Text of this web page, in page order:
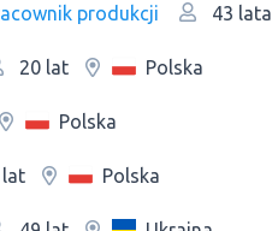
produkcji 43 lata
20 lat Polska
Polska
lat Polska